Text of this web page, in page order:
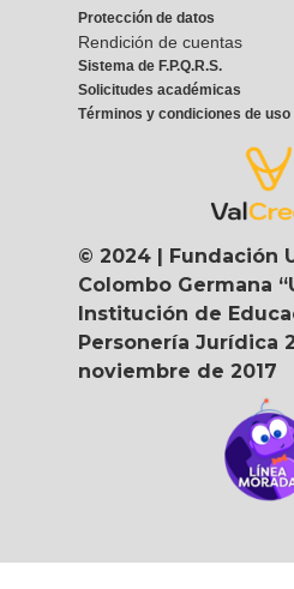
Protección de datos
Rendición de cuentas
Sistema de F.P.Q.R.S.
Solicitudes académicas
Términos y condiciones de uso
© 2024 | Fundación
Colombo Germana
Institución de
Personería Jurídica
noviembre de 2017